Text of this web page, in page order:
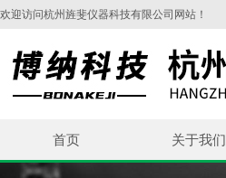
欢迎访问杭州旌斐仪器科技有限公司网站！
首页 关于我们